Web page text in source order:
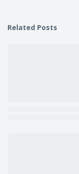
Related Posts